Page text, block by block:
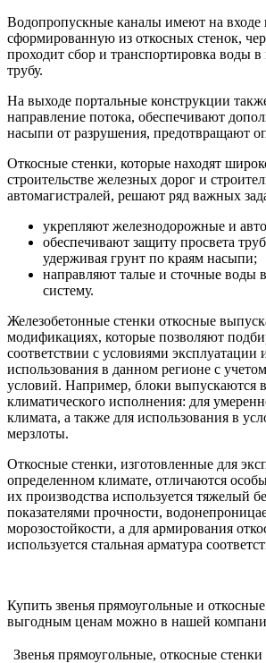
Водопропускные каналы имеют на входе
сформированную из откосных стенок,
проходит сбор и транспортировка воды
трубу.
На выходе портальные конструкции
направление потока, обеспечивают
насыпи от разрушения, предотвращают
Откосные стенки, которые находят
строительстве железных дорог и
автомагистралей, решают ряд важных
укрепляют железнодорожные и
обеспечивают защиту просвета
удерживая грунт по краям насыпи;
направляют талые и сточные воды
систему.
Железобетонные стенки откосные
модификациях, которые позволяют
соответствии с условиями
использования в данном регионе с
условий. Например, блоки выпускаются
климатического исполнения: для
климата, а также для использования в
мерзлоты.
Откосные стенки, изготовленные для
определенном климате, отличаются
их производства используется тяжелый
показателями прочности,
морозостойкости, а для армирования
используется стальная арматура
Купить звенья прямоугольные и
выгодным ценам можно в нашей
Звенья прямоугольные, откосные стенки